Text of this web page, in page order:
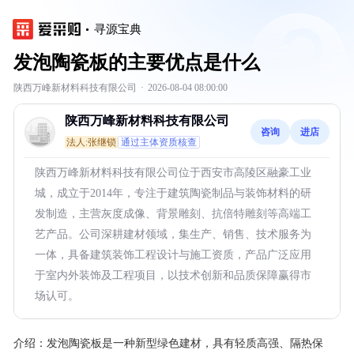
寻源宝典
发泡陶瓷板的主要优点是什么
陕西万峰新材料科技有限公司 · 2026-08-04 08:00:00
陕西万峰新材料科技有限公司
法人:张继锁 通过主体资质核查
咨询 进店
陕西万峰新材料科技有限公司位于西安市高陵区融豪工业
城，成立于2014年，专注于建筑陶瓷制品与装饰材料的研
发制造，主营灰度成像、背景雕刻、抗倍特雕刻等高端工
艺产品。公司深耕建材领域，集生产、销售、技术服务为
一体，具备建筑装饰工程设计与施工资质，产品广泛应用
于室内外装饰及工程项目，以技术创新和品质保障赢得市
场认可。
介绍： 发泡陶瓷板是一种新型绿色建材，具有轻质高强、隔热保